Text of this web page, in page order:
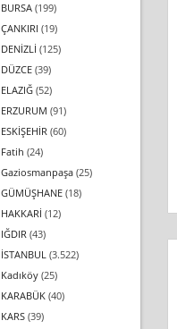
BURSA (199)
ÇANKIRI (19)
DENİZLİ (125)
DÜZCE (39)
ELAZIĞ (52)
ERZURUM (91)
ESKİŞEHİR (60)
Fatih (24)
Gaziosmanpaşa (25)
GÜMÜŞHANE (18)
HAKKARİ (12)
IĞDIR (43)
İSTANBUL (3.522)
Kadıköy (25)
KARABÜK (40)
KARS (39)